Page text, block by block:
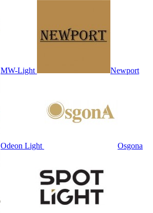
MW-Light Newport
Odeon Light Osgona